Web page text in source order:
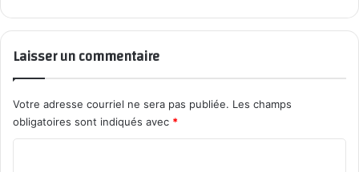
Laisser un commentaire
Votre adresse courriel ne sera pas publiée. Les champs
obligatoires sont indiqués avec *